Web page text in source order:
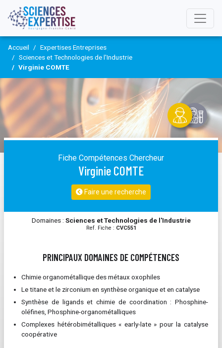
Accueil
Expertises Entreprises
Sciences et Technologies de l'Industrie
Virginie COMTE
Fiche Compétences Chercheur
Virginie COMTE
Faire une recherche
Domaines : Sciences et Technologies de l'Industrie
Ref. Fiche : CVC551
PRINCIPAUX DOMAINES DE COMPÉTENCES
Chimie organométallique des métaux oxophiles
Le titane et le zirconium en synthèse organique et en catalyse
Synthèse de ligands et chimie de coordination : Phosphine-
oléfines, Phosphine-organométalliques
Complexes hétérobimétalliques « early-late » pour la catalyse
coopérative